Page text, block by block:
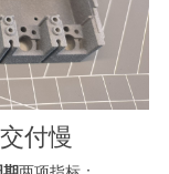
付慢